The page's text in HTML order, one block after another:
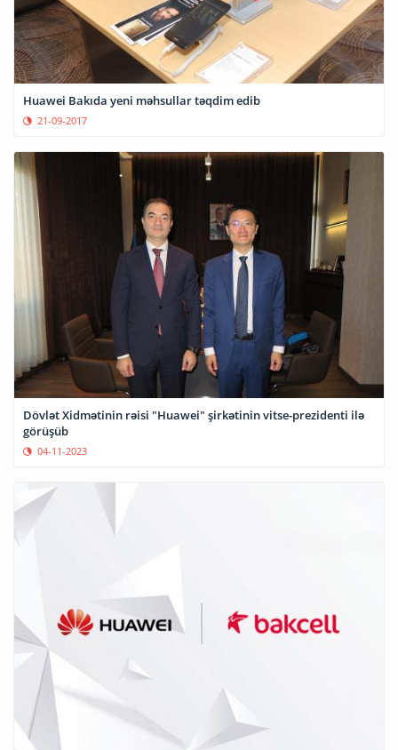
Huawei Bakıda yeni məhsullar təqdim edib
21-09-2017
Dövlət Xidmətinin rəisi "Huawei" şirkətinin vitse-prezidenti ilə
görüşüb
04-11-2023